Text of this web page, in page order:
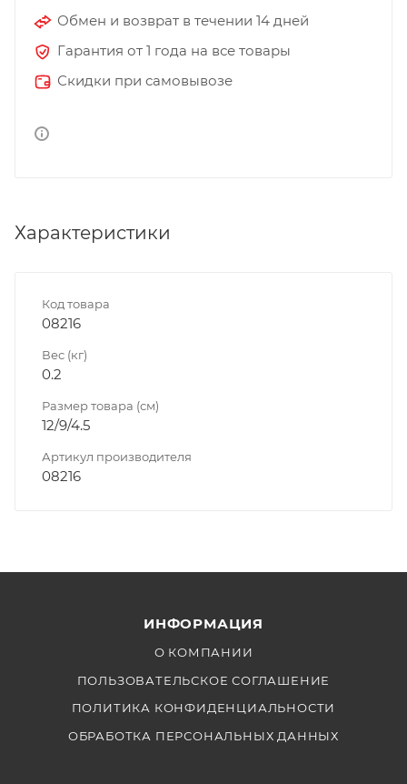
Обмен и возврат в течении 14 дней
Гарантия от 1 года на все товары
Скидки при самовывозе
Характеристики
Код товара
08216
Вес (кг)
0.2
Размер товара (см)
12/9/4.5
Артикул производителя
08216
ИНФОРМАЦИЯ
О КОМПАНИИ
ПОЛЬЗОВАТЕЛЬСКОЕ СОГЛАШЕНИЕ
ПОЛИТИКА КОНФИДЕНЦИАЛЬНОСТИ
ОБРАБОТКА ПЕРСОНАЛЬНЫХ ДАННЫХ